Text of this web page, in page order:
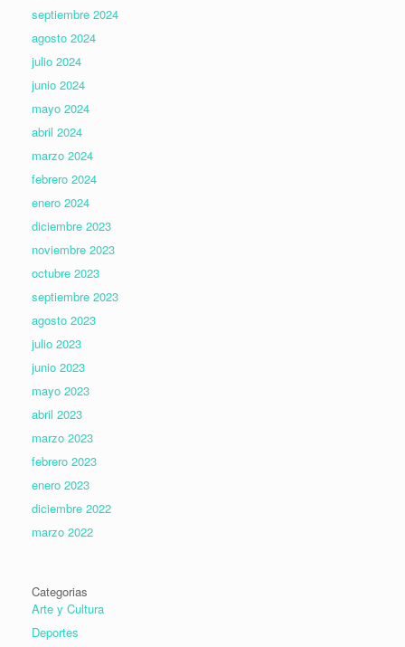
septiembre 2024
agosto 2024
julio 2024
junio 2024
mayo 2024
abril 2024
marzo 2024
febrero 2024
enero 2024
diciembre 2023
noviembre 2023
octubre 2023
septiembre 2023
agosto 2023
julio 2023
junio 2023
mayo 2023
abril 2023
marzo 2023
febrero 2023
enero 2023
diciembre 2022
marzo 2022
Categorias
Arte y Cultura
Deportes